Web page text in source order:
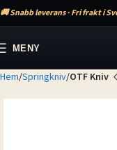
🚚 Snabb leverans · Fri frakt i
MENY
Hem Springkniv OTF Kniv